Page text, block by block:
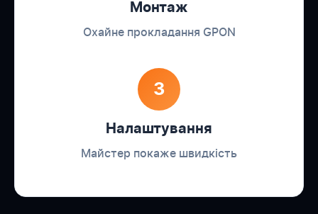
Монтаж
Охайне прокладання GPON
3
Налаштування
Майстер покаже швидкість